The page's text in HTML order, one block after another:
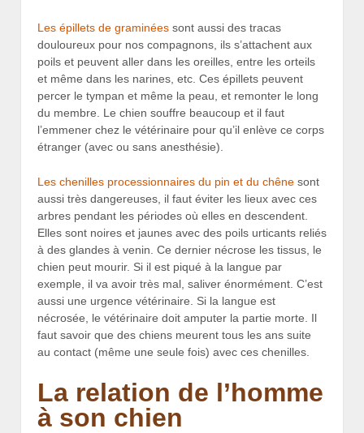
Les épillets de graminées sont aussi des tracas
douloureux pour nos compagnons, ils s’attachent aux
poils et peuvent aller dans les oreilles, entre les orteils
et même dans les narines, etc. Ces épillets peuvent
percer le tympan et même la peau, et remonter le long
du membre. Le chien souffre beaucoup et il faut
l’emmener chez le vétérinaire pour qu’il enlève ce corps
étranger (avec ou sans anesthésie).
Les chenilles processionnaires du pin et du chêne sont
aussi très dangereuses, il faut éviter les lieux avec ces
arbres pendant les périodes où elles en descendent.
Elles sont noires et jaunes avec des poils urticants reliés
à des glandes à venin. Ce dernier nécrose les tissus, le
chien peut mourir. Si il est piqué à la langue par
exemple, il va avoir très mal, saliver énormément. C’est
aussi une urgence vétérinaire. Si la langue est
nécrosée, le vétérinaire doit amputer la partie morte. Il
faut savoir que des chiens meurent tous les ans suite
au contact (même une seule fois) avec ces chenilles.
La relation de l’homme
à son chien